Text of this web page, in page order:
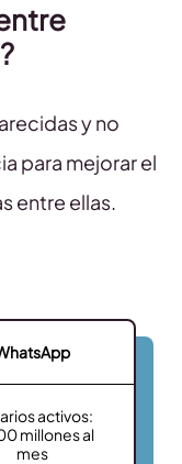
y no
para mejorar el
entre ellas.
activos:
millones al
mes